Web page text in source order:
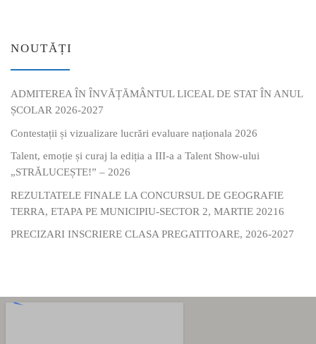
NOUTĂȚI
ADMITEREA ÎN ÎNVĂȚĂMÂNTUL LICEAL DE STAT ÎN ANUL
ȘCOLAR 2026-2027
Contestații și vizualizare lucrări evaluare naționala 2026
Talent, emoție și curaj la ediția a III-a a Talent Show-ului
„STRĂLUCEȘTE!” – 2026
REZULTATELE FINALE LA CONCURSUL DE GEOGRAFIE
TERRA, ETAPA PE MUNICIPIU-SECTOR 2, MARTIE 20216
PRECIZARI INSCRIERE CLASA PREGATITOARE, 2026-2027